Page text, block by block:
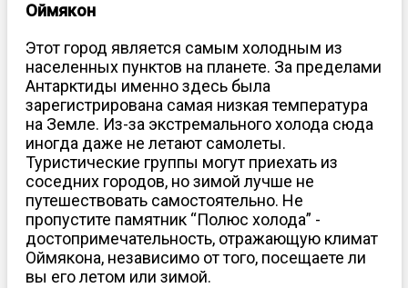
Оймякон
Этот город является самым холодным из
населенных пунктов на планете. За пределами
Антарктиды именно здесь была
зарегистрирована самая низкая температура
на Земле. Из-за экстремального холода сюда
иногда даже не летают самолеты.
Туристические группы могут приехать из
соседних городов, но зимой лучше не
путешествовать самостоятельно. Не
пропустите памятник “Полюс холода” -
достопримечательность, отражающую климат
Оймякона, независимо от того, посещаете ли
вы его летом или зимой.